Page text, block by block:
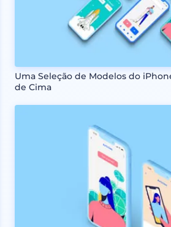
Uma Seleção de Modelos do
de Cima